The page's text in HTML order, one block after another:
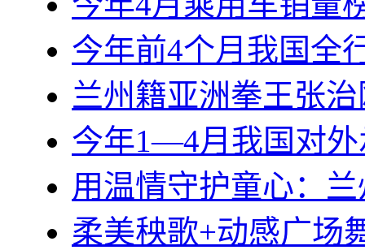
今年前4个月我国全
兰州籍亚洲拳王张
今年1—4月我国对外
用温情守护童心：
柔美秧歌+动感广场